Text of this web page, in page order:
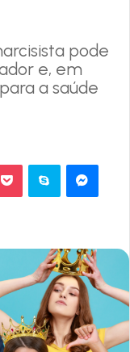
pode
e, em
a saúde
Pocket Skype Messenger